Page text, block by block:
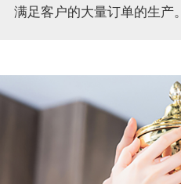
满足客户的大量订单的生产。